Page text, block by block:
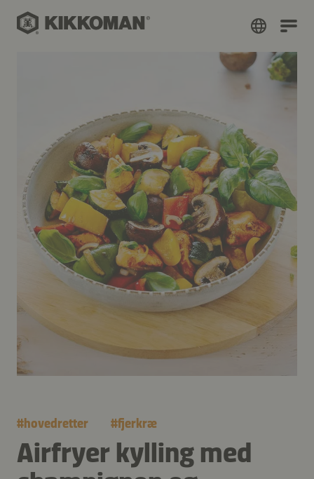
#hovedretter #fjerkræ
Airfryer kylling med